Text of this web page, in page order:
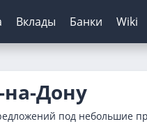
Конвертер валют
Архив ЦБ РФ
Онлайн-заявка
Без первого взноса
Онлайн-заявка
С кэшбэком
Платиза
Монеткин
Вклады
Для пенсионеров
вкладов
Банки Wiki
на-Дону
под небольшие